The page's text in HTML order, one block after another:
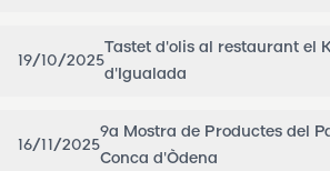
19/10/2025
Tastet d'olis al restaurant el
d'Igualada
16/11/2025
9a Mostra de Productes del
Conca d'Òdena